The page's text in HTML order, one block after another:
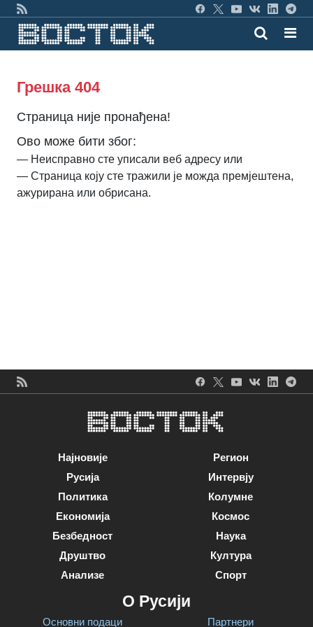
Грешка 404
Страница није пронађена!
Ово може бити због:
— Неисправно сте уписали веб адресу или
— Страница коју сте тражили је можда премјештена,
ажурирана или обрисана.
Најновије
Русија
Политика
Економија
Безбедност
Друштво
Анализе
Регион
Интервју
Колумне
Космос
Наука
Култура
Спорт
О Русији
Основни подаци Партнери